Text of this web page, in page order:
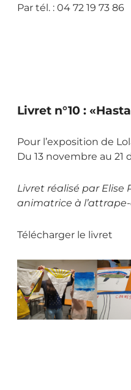
Par tél. : 04 72 19 73 86
Livret n°10 :
Pour l’exposition de
Du 13 novembre au 21
Livret réalisé par
animatrice à
Télécharger le livret